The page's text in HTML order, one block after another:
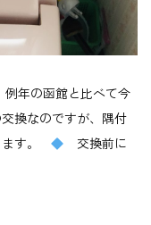
例年の函館と比べて今
換なのですが、隅付
す。
交換前に